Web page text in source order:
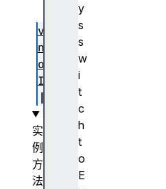
y
s
s
w
i
t
c
h
t
o
E
ve
nd
or
Id
实
例
方
法